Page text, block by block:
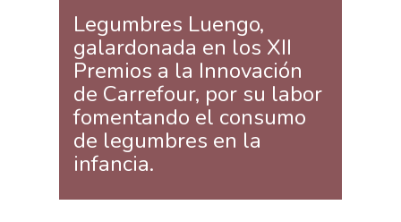
Legumbres Luengo,
galardonada en los XII
Premios a la Innovación
de Carrefour, por su labor
fomentando el consumo
de legumbres en la
infancia.